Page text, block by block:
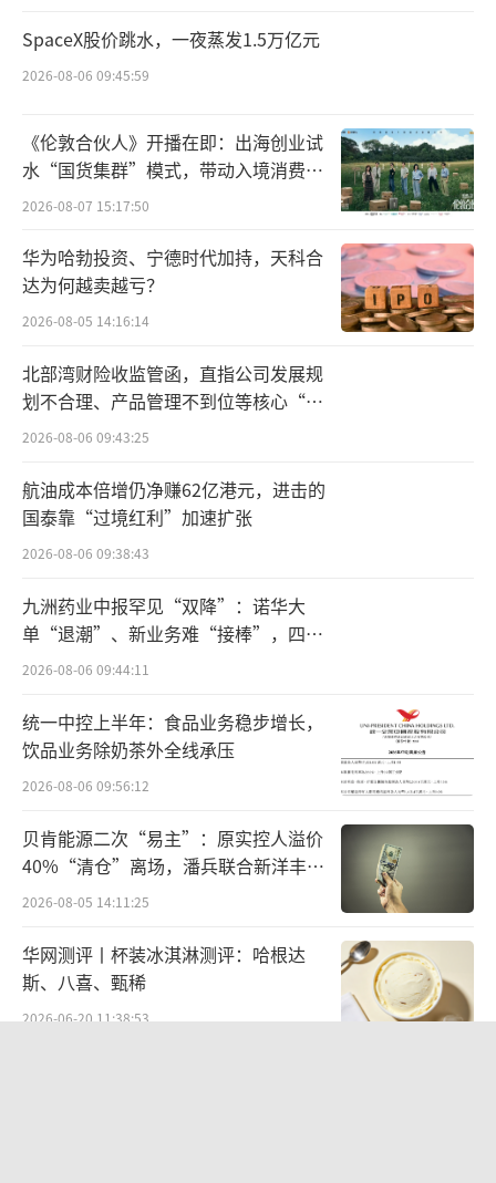
品上半年归母净利润为1.75亿元，较去年同期
2.6%，盈利能力恶化明显。
与之形成鲜明对比的是，周黑鸭上半年实
现净利润1.08亿元，同比激增228%，在营收规
模不及绝味一半的情况下，净利润达到其61.
7%。
显著。绝味食品上半年销售毛利率为29.92%，
较去年同期下降0.37个百分点；而周黑鸭通过
原材料成本优化和精益管理，毛利率维持在56.
8%的高位，远超绝味近27个百分点。这种巨大
的毛利率差距，成为周黑鸭利润逆袭的核心支
撑。
值得注意的是，绝味食品的利润下滑并非
孤立现象，其各项盈利指标均呈现恶化趋势。
销售净利率从去年同期的7.68%降至5.85%，
而周黑鸭在营收微降的情况下，通过精准控本
实现了净利率的大幅提升。
下规模效应减弱，是盈利能力下降的主要原
因。
在成本控制方面，周黑鸭上半年营业成本
占营业收入的比例为41.39%，这一比例不仅远
低于绝味食品的70.09%，较自身往年也有明显
SpaceX股价跳水，一夜蒸发1.5万亿元
2026-08-06 09:45:59
《伦敦合伙人》开播在即：出海创业试
水“国货集群”模式，带动入境消费反
向种草
2026-08-07 15:17:50
华为哈勃投资、宁德时代加持，天科合
达为何越卖越亏？
2026-08-05 14:16:14
北部湾财险收监管函，直指公司发展规
划不合理、产品管理不到位等核心“痛
点”
2026-08-06 09:43:25
航油成本倍增仍净赚62亿港元，进击的
国泰靠“过境红利”加速扩张
2026-08-06 09:38:43
九洲药业中报罕见“双降”：诺华大
单“退潮”、新业务难“接棒”，四大
难关待闯
2026-08-06 09:44:11
统一中控上半年：食品业务稳步增长，
饮品业务除奶茶外全线承压
2026-08-06 09:56:12
贝肯能源二次“易主”：原实控人溢价
40%“清仓”离场，潘兵联合新洋丰、
宏科百世拟入主
2026-08-05 14:11:25
华网测评丨杯装冰淇淋测评：哈根达
斯、八喜、甄稀
2026-06-20 11:38:53